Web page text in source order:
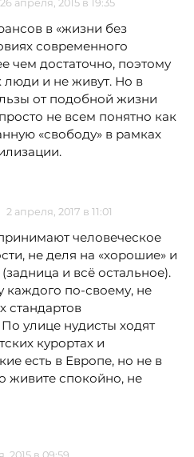
26 апреля, 2015 в 19:35
в «жизни без
современного
чем достаточно, поэтому
люди и не живут. Но в
от подобной жизни
не всем понятно как
«свободу» в рамках
2 апреля, 2017 в 11:01
человеческое
не деля на «хорошие» и
(задница и всё остальное).
каждого по-своему, не
стандартов
По улице нудисты ходят
курортах и
есть в Европе, но не в
живите спокойно, не